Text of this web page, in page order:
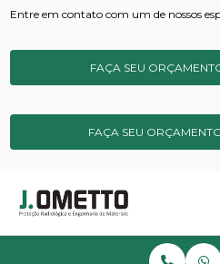
Entre em contato com um de nossos
FAÇA SEU
FAÇA SEU